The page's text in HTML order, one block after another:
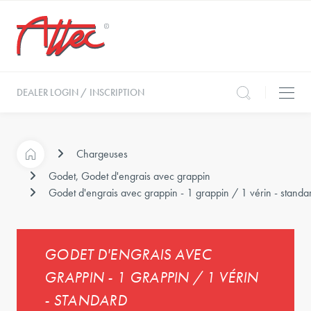
DEALER LOGIN / INSCRIPTION
Chargeuses
Godet, Godet d'engrais avec grappin
Godet d'engrais avec grappin - 1 grappin / 1 vérin -
GODET D'ENGRAIS AVEC
GRAPPIN - 1 GRAPPIN / 1 VÉRIN
- STANDARD